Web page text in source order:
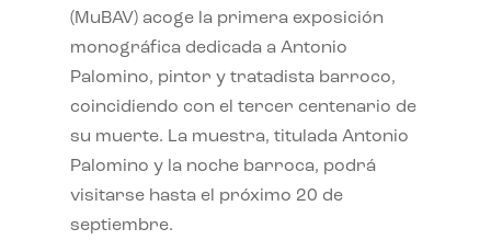
(MuBAV) acoge la primera exposición
monográfica dedicada a Antonio
Palomino, pintor y tratadista barroco,
coincidiendo con el tercer centenario de
su muerte. La muestra, titulada Antonio
Palomino y la noche barroca, podrá
visitarse hasta el próximo 20 de
septiembre.